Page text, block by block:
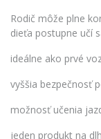
Rodič môže plne
dieťa postupne učí
ideálne ako prvé
vyššia bezpečnosť
možnosť učenia
jeden produkt na